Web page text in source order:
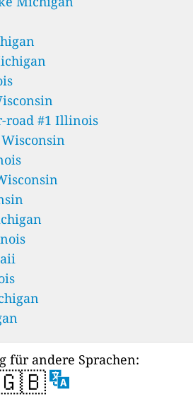
Michigan
Park Michigan
Lake Wisconsin
Kingery Near-road #1 Illinois
Perkinstown Wisconsin
Illinois
Lake Wisconsin
Michigan
Illinois
Michigan
für andere Sprachen: